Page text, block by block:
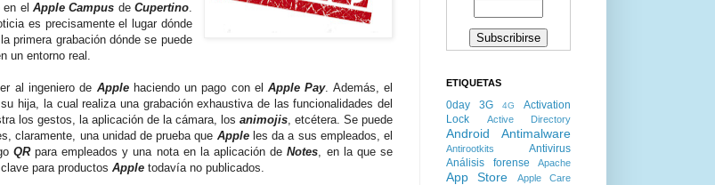
en el Apple Campus de Cupertino.
es precisamente el lugar dónde
primera grabación dónde se puede
un entorno real.
al ingeniero de Applehaciendo un pago con elApple Pay. Además, el
hija, la cual realiza una grabación exhaustiva de las funcionalidades del
los gestos, la aplicación de la cámara, los animojis, etcétera. Se puede
claramente, una unidad de prueba que Appleles da a sus empleados, el
QRpara empleados y una nota en la aplicación deNotes, en la que se
para productos Apple todavía no publicados.
ETIQUETAS
0day 3G 4G
Activation
Lock
Active Directory
Android Antimalware
Antirootkits
Antivirus
Análisis forense
Apache
App Store
Apple Care